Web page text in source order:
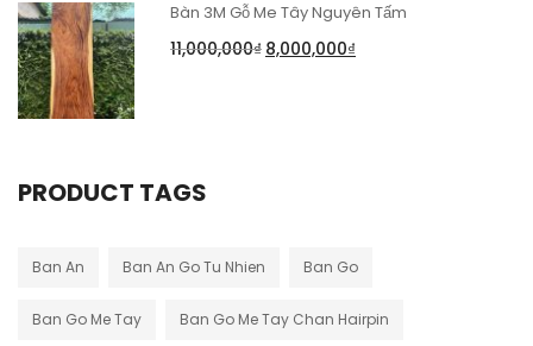
Bàn 3M Gỗ Me Tây Nguyên Tấm
11,000,000₫ 8,000,000₫
PRODUCT TAGS
Ban An Ban An Go Tu Nhien Ban Go
Ban Go Me Tay Ban Go Me Tay Chan Hairpin